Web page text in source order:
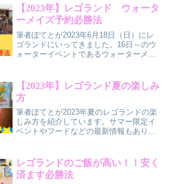
でした。行くことを検討している方は是
非参考にしてみて下さいね！
【2023年】レゴランド ウォータ
ーメイズ予約必勝法
筆者ぽてとが2023年6月18日（日）にレ
ゴランドにいってきました。16日～のウ
ォーターイベントであるウォーターメイ
きた筆者が激戦を勝ち抜いた方法がまと
めてあります。是非参考にしてみて下さ
い。
【2023年】レゴランド夏の楽しみ
方
筆者ぽてとが2023年夏のレゴランドの楽
しみ方を紹介しています。サマー限定イ
ベントやフードなどの最新情報もありま
こうと思っている方や、気になっている
方は是非読んでみて下さいね。
レゴランドのご飯が高い！！安く
済ます必勝法